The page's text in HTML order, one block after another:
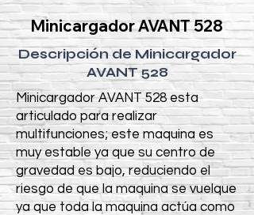
Minicargador AVANT 528
Descripción de Minicargador
AVANT 528
Minicargador AVANT 528 esta
articulado para realizar
multifunciones; este maquina es
muy estable ya que su centro de
gravedad es bajo, reduciendo el
riesgo de que la maquina se vuelque
ya que toda la maquina actúa como